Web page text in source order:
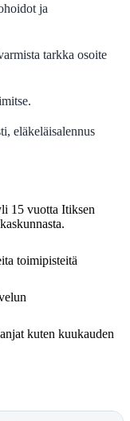
ja
tarkka osoite
eläkeläisalennus
15 vuotta Itiksen
toimipisteitä
kuten kuukauden